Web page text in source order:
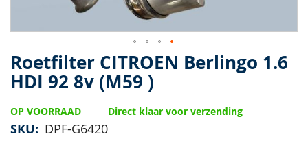
Roetfilter CITROEN Berlingo 1.6
HDI 92 8v (M59 )
OP VOORRAAD
SKU DPF-G6420
Direct klaar voor verzending
Ga
naar
het
van
de